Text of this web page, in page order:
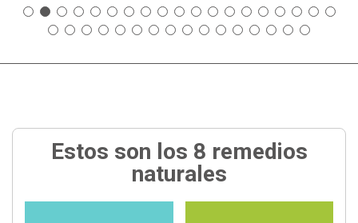
Estos son los 8 remedios
naturales